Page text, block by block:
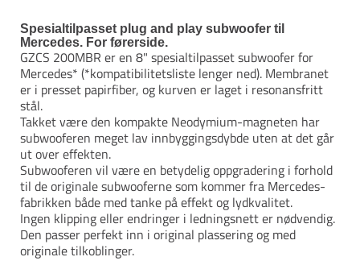
Spesialtilpasset plug and play subwoofer til
Mercedes. For førerside.
GZCS 200MBR er en 8" spesialtilpasset subwoofer for
Mercedes* (*kompatibilitetsliste lenger ned). Membranet
er i presset papirfiber, og kurven er laget i resonansfritt
stål.
Takket være den kompakte Neodymium-magneten har
subwooferen meget lav innbyggingsdybde uten at det går
ut over effekten.
Subwooferen vil være en betydelig oppgradering i forhold
til de originale subwooferne som kommer fra Mercedes-
fabrikken både med tanke på effekt og lydkvalitet.
Ingen klipping eller endringer i ledningsnett er nødvendig.
Den passer perfekt inn i original plassering og med
originale tilkoblinger.